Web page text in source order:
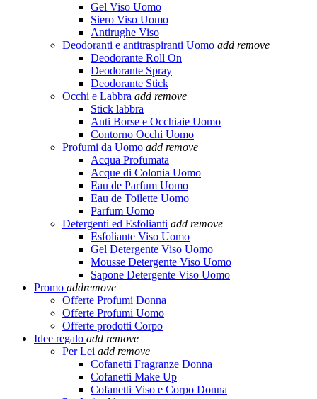
Gel Viso Uomo
Siero Viso Uomo
Antirughe Viso
Deodoranti e antitraspiranti Uomo add remove
Deodorante Roll On
Deodorante Spray
Deodorante Stick
Occhi e Labbra add remove
Stick labbra
Anti Borse e Occhiaie Uomo
Contorno Occhi Uomo
Profumi da Uomo add remove
Acqua Profumata
Acque di Colonia Uomo
Eau de Parfum Uomo
Eau de Toilette Uomo
Parfum Uomo
Detergenti ed Esfolianti add remove
Esfoliante Viso Uomo
Gel Detergente Viso Uomo
Mousse Detergente Viso Uomo
Sapone Detergente Viso Uomo
Promo addremove
Offerte Profumi Donna
Offerte Profumi Uomo
Offerte prodotti Corpo
Idee regalo add remove
Per Lei add remove
Cofanetti Fragranze Donna
Cofanetti Make Up
Cofanetti Viso e Corpo Donna